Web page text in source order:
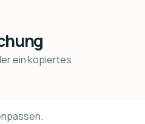
ein kopiertes